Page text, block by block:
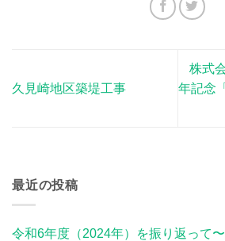
久見崎地区築堤工事
株式
年記念
最近の投稿
令和6年度（2024年）を振り返って